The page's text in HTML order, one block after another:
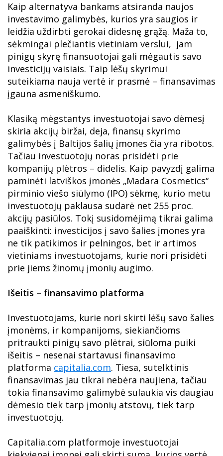
Kaip alternatyva bankams atsiranda naujos
investavimo galimybės, kurios yra saugios ir
leidžia uždirbti gerokai didesnę grąžą. Maža to,
sėkmingai plečiantis vietiniam verslui, jam
pinigų skyrę finansuotojai gali mėgautis savo
investicijų vaisiais. Taip lėšų skyrimui
suteikiama nauja vertė ir prasmė – finansavimas
įgauna asmeniškumo.
Klasiką mėgstantys investuotojai savo dėmesį
skiria akcijų biržai, deja, finansų skyrimo
galimybės į Baltijos šalių įmones čia yra ribotos.
Tačiau investuotojų noras prisidėti prie
kompanijų plėtros – didelis. Kaip pavyzdį galima
paminėti latviškos įmonės „Madara Cosmetics“
pirminio viešo siūlymo (IPO) sėkmę, kurio metu
investuotojų paklausa sudarė net 255 proc.
akcijų pasiūlos. Tokį susidomėjimą tikrai galima
paaiškinti: investicijos į savo šalies įmones yra
ne tik patikimos ir pelningos, bet ir artimos
vietiniams investuotojams, kurie nori prisidėti
prie jiems žinomų įmonių augimo.
Išeitis – finansavimo platforma
Investuotojams, kurie nori skirti lėšų savo šalies
įmonėms, ir kompanijoms, siekiančioms
pritraukti pinigų savo plėtrai, siūloma puiki
išeitis – nesenai startavusi finansavimo
platforma capitalia.com. Tiesa, sutelktinis
finansavimas jau tikrai nebėra naujiena, tačiau
tokia finansavimo galimybė sulaukia vis daugiau
dėmesio tiek tarp įmonių atstovų, tiek tarp
investuotojų.
Capitalia.com platformoje investuotojai